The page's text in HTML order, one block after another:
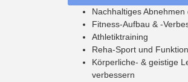
Nachhaltiges
Fitness-Aufbau & -
Athletiktraining
Reha-Sport und
Körperliche- & geistige
verbessern